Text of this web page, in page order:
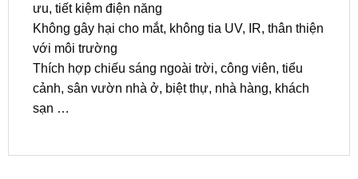
ưu, tiết kiệm điện năng
Không gây hại cho mắt, không tia UV, IR, thân thiện
với môi trường
Thích hợp chiếu sáng ngoài trời, công viên, tiểu
cảnh, sân vườn nhà ở, biệt thự, nhà hàng, khách
sạn …